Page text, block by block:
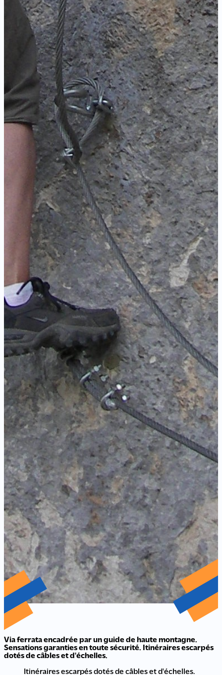
Via ferrata encadrée par un guide de haute montagne.
Sensations garanties en toute sécurité. Itinéraires escarpés
dotés de câbles et d'échelles.
Itinéraires escarpés dotés de câbles et d'échelles.